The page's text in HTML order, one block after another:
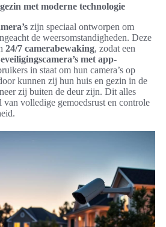
met moderne technologie
zijn speciaal ontworpen om
de weersomstandigheden. Deze
24/7 camerabewaking, zodat een
met app-
in staat om hun camera’s op
kunnen zij hun huis en gezin in de
zij buiten de deur zijn. Dit alles
van volledige gemoedsrust en controle